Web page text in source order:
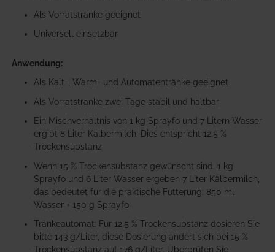
Als Vorratstränke geeignet
Universell einsetzbar
Anwendung:
Als Kalt-, Warm- und Automatentränke geeignet
Als Vorratstränke zwei Tage stabil und haltbar
Ein Mischverhältnis von 1 kg Sprayfo und 7 Litern Wasser
ergibt 8 Liter Kälbermilch. Dies entspricht 12,5 %
Trockensubstanz
Wenn 15 % Trockensubstanz gewünscht sind: 1 kg
Sprayfo und 6 Liter Wasser ergeben 7 Liter Kälbermilch,
das bedeutet für die praktische Fütterung: 850 ml
Wasser + 150 g Sprayfo
Tränkeautomat: Für 12,5 % Trockensubstanz dosieren Sie
bitte 143 g/Liter, diese Dosierung ändert sich bei 15 %
Trockensubstanz auf 176 g/Liter. Überprüfen Sie